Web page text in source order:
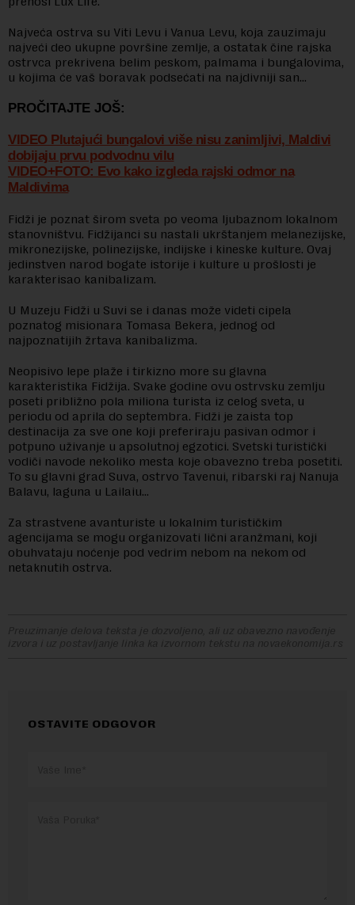
Najveća ostrva su Viti Levu i Vanua Levu, koja zauzimaju
najveći deo ukupne površine zemlje, a ostatak čine rajska
ostrvca prekrivena belim peskom, palmama i bungalovima,
u kojima će vaš boravak podsećati na najdivniji san…
PROČITAJTE JOŠ:
VIDEO Plutajući bungalovi više nisu zanimljivi, Maldivi
dobijaju prvu podvodnu vilu
VIDEO+FOTO: Evo kako izgleda rajski odmor na
Maldivima
Fidži je poznat širom sveta po veoma ljubaznom lokalnom
stanovništvu. Fidžijanci su nastali ukrštanjem melanezijske,
mikronezijske, polinezijske, indijske i kineske kulture. Ovaj
jedinstven narod bogate istorije i kulture u prošlosti je
karakterisao kanibalizam.
U Muzeju Fidži u Suvi se i danas može videti cipela
poznatog misionara Tomasa Bekera, jednog od
najpoznatijih žrtava kanibalizma.
Neopisivo lepe plaže i tirkizno more su glavna
karakteristika Fidžija. Svake godine ovu ostrvsku zemlju
poseti približno pola miliona turista iz celog sveta, u
periodu od aprila do septembra. Fidži je zaista top
destinacija za sve one koji preferiraju pasivan odmor i
potpuno uživanje u apsolutnoj egzotici. Svetski turistički
vodiči navode nekoliko mesta koje obavezno treba posetiti.
To su glavni grad Suva, ostrvo Tavenui, ribarski raj Nanuja
Balavu, laguna u Lailaiu…
Za strastvene avanturiste u lokalnim turističkim
agencijama se mogu organizovati lični aranžmani, koji
obuhvataju noćenje pod vedrim nebom na nekom od
netaknutih ostrva.
Preuzimanje delova teksta je dozvoljeno, ali uz obavezno navođenje
izvora i uz postavljanje linka ka izvornom tekstu na novaekonomija.rs
OSTAVITE ODGOVOR